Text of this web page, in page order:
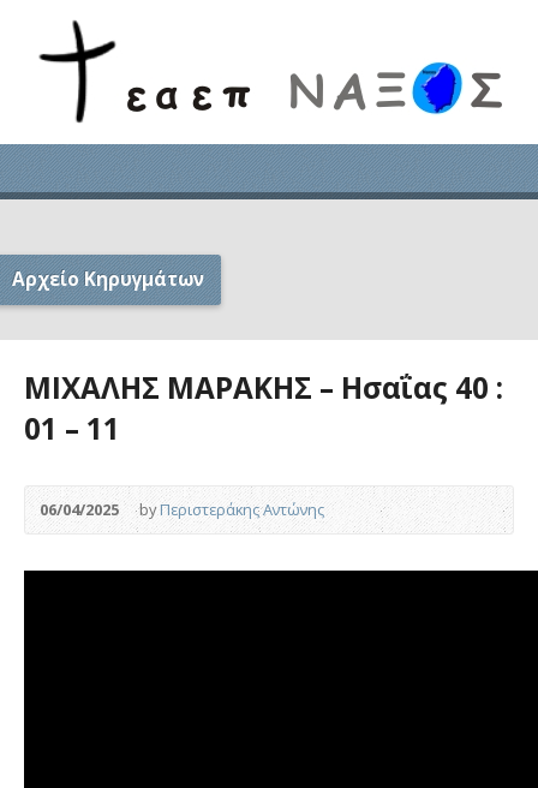
Αρχείο Κηρυγμάτων
ΜΙΧΑΛΗΣ ΜΑΡΑΚΗΣ – Ησαΐας 40 :
01 – 11
06/04/2025 byΠεριστεράκης Αντώνης